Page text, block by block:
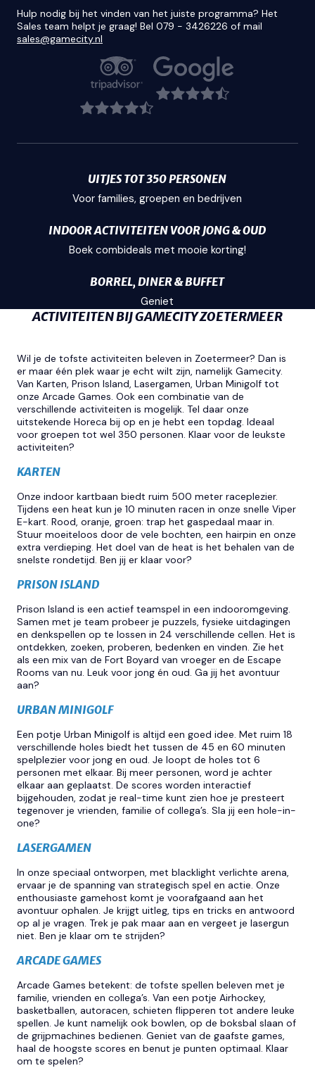
Hulp nodig bij het vinden van het juiste programma? Het
Sales team helpt je graag! Bel 079 - 3426226 of mail
sales@gamecity.nl
UITJES TOT 350 PERSONEN
Voor families, groepen en bedrijven
INDOOR ACTIVITEITEN VOOR JONG & OUD
Boek combideals met mooie korting!
BORREL, DINER & BUFFET
Geniet
ACTIVITEITEN BIJ GAMECITY ZOETERMEER
Wil je de tofste activiteiten beleven in Zoetermeer? Dan is
er maar één plek waar je echt wilt zijn, namelijk Gamecity.
Van Karten, Prison Island, Lasergamen, Urban Minigolf tot
onze Arcade Games. Ook een combinatie van de
verschillende activiteiten is mogelijk. Tel daar onze
uitstekende Horeca bij op en je hebt een topdag. Ideaal
voor groepen tot wel 350 personen. Klaar voor de leukste
activiteiten?
KARTEN
Onze indoor kartbaan biedt ruim 500 meter raceplezier.
Tijdens een heat kun je 10 minuten racen in onze snelle Viper
E-kart. Rood, oranje, groen: trap het gaspedaal maar in.
Stuur moeiteloos door de vele bochten, een hairpin en onze
extra verdieping. Het doel van de heat is het behalen van de
snelste rondetijd. Ben jij er klaar voor?
PRISON ISLAND
Prison Island is een actief teamspel in een indooromgeving.
Samen met je team probeer je puzzels, fysieke uitdagingen
en denkspellen op te lossen in 24 verschillende cellen. Het is
ontdekken, zoeken, proberen, bedenken en vinden. Zie het
als een mix van de Fort Boyard van vroeger en de Escape
Rooms van nu. Leuk voor jong én oud. Ga jij het avontuur
aan?
URBAN MINIGOLF
Een potje Urban Minigolf is altijd een goed idee. Met ruim 18
verschillende holes biedt het tussen de 45 en 60 minuten
spelplezier voor jong en oud. Je loopt de holes tot 6
personen met elkaar. Bij meer personen, word je achter
elkaar aan geplaatst. De scores worden interactief
bijgehouden, zodat je real-time kunt zien hoe je presteert
tegenover je vrienden, familie of collega’s. Sla jij een hole-in-
one?
LASERGAMEN
In onze speciaal ontworpen, met blacklight verlichte arena,
ervaar je de spanning van strategisch spel en actie. Onze
enthousiaste gamehost komt je voorafgaand aan het
avontuur ophalen. Je krijgt uitleg, tips en tricks en antwoord
op al je vragen. Trek je pak maar aan en vergeet je lasergun
niet. Ben je klaar om te strijden?
ARCADE GAMES
Arcade Games betekent: de tofste spellen beleven met je
familie, vrienden en collega’s. Van een potje Airhockey,
basketballen, autoracen, schieten flipperen tot andere leuke
spellen. Je kunt namelijk ook bowlen, op de boksbal slaan of
de grijpmachines bedienen. Geniet van de gaafste games,
haal de hoogste scores en benut je punten optimaal. Klaar
om te spelen?